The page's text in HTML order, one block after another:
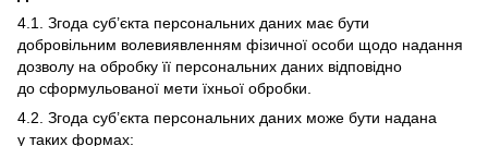
4.1. Згода суб’єкта персональних даних має бути
добровільним волевиявленням фізичної особи щодо надання
дозволу на обробку її персональних даних відповідно
до сформульованої мети їхньої обробки.
4.2. Згода суб’єкта персональних даних може бути надана
у таких формах: